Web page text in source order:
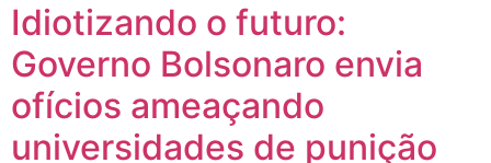
Idiotizando o futuro:
Governo Bolsonaro envia
ofícios ameaçando
universidades de punição